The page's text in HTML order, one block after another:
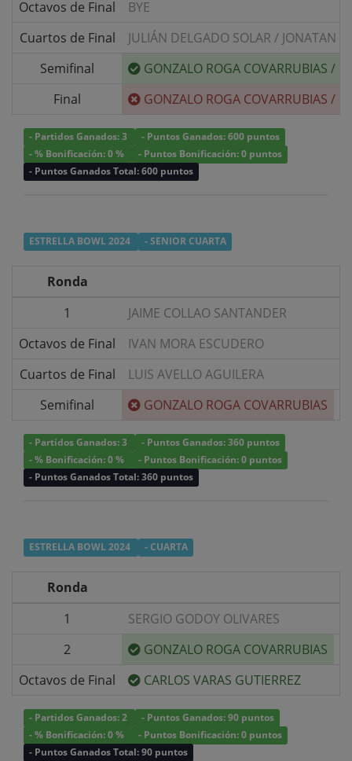
Octavos de Final
BYE
Cuartos de Final
JULIÁN DELGADO SOLAR / JONATAN
Semifinal
GONZALO ROGA COVARRUBIAS /
Final
GONZALO ROGA COVARRUBIAS /
- Partidos Ganados: 3
- Puntos Ganados: 600 puntos
- % Bonificación: 0 %
- Puntos Bonificación: 0 puntos
- Puntos Ganados Total: 600 puntos
ESTRELLA BOWL 2024 - SENIOR CUARTA
Ronda
1
JAIME COLLAO SANTANDER
Octavos de Final
IVAN MORA ESCUDERO
Cuartos de Final
LUIS AVELLO AGUILERA
Semifinal
GONZALO ROGA COVARRUBIAS
- Partidos Ganados: 3
- Puntos Ganados: 360 puntos
- % Bonificación: 0 %
- Puntos Bonificación: 0 puntos
- Puntos Ganados Total: 360 puntos
ESTRELLA BOWL 2024 - CUARTA
Ronda
1
SERGIO GODOY OLIVARES
2
GONZALO ROGA COVARRUBIAS
Octavos de Final
CARLOS VARAS GUTIERREZ
- Partidos Ganados: 2
- Puntos Ganados: 90 puntos
- % Bonificación: 0 %
- Puntos Bonificación: 0 puntos
- Puntos Ganados Total: 90 puntos